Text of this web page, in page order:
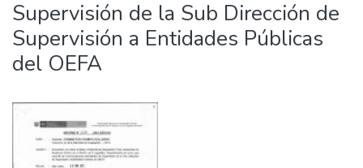
Supervisión de la Sub Dirección de
Supervisión a Entidades Públicas
del OEFA